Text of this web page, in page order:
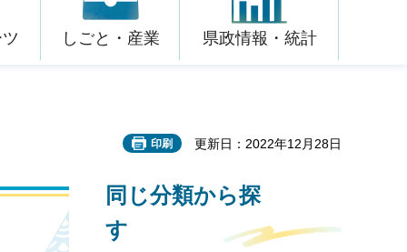
しごと・産業 県政情報・統計
印刷 更新日：2022年12月28日
同じ分類から探
す